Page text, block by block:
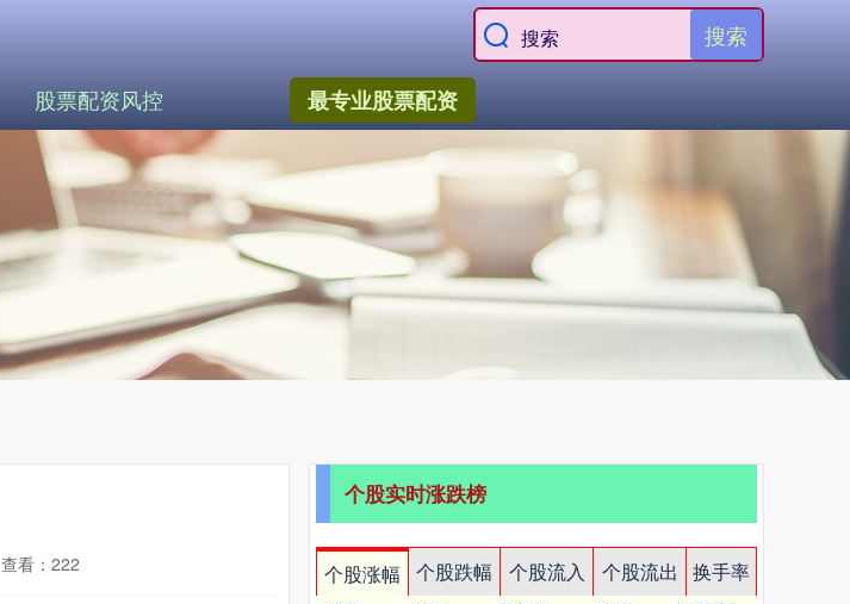
搜索
股票配资风控 最专业股票配资
查看：222
个股实时涨跌榜
个股涨幅 个股跌幅 个股流入 个股流出
换手率